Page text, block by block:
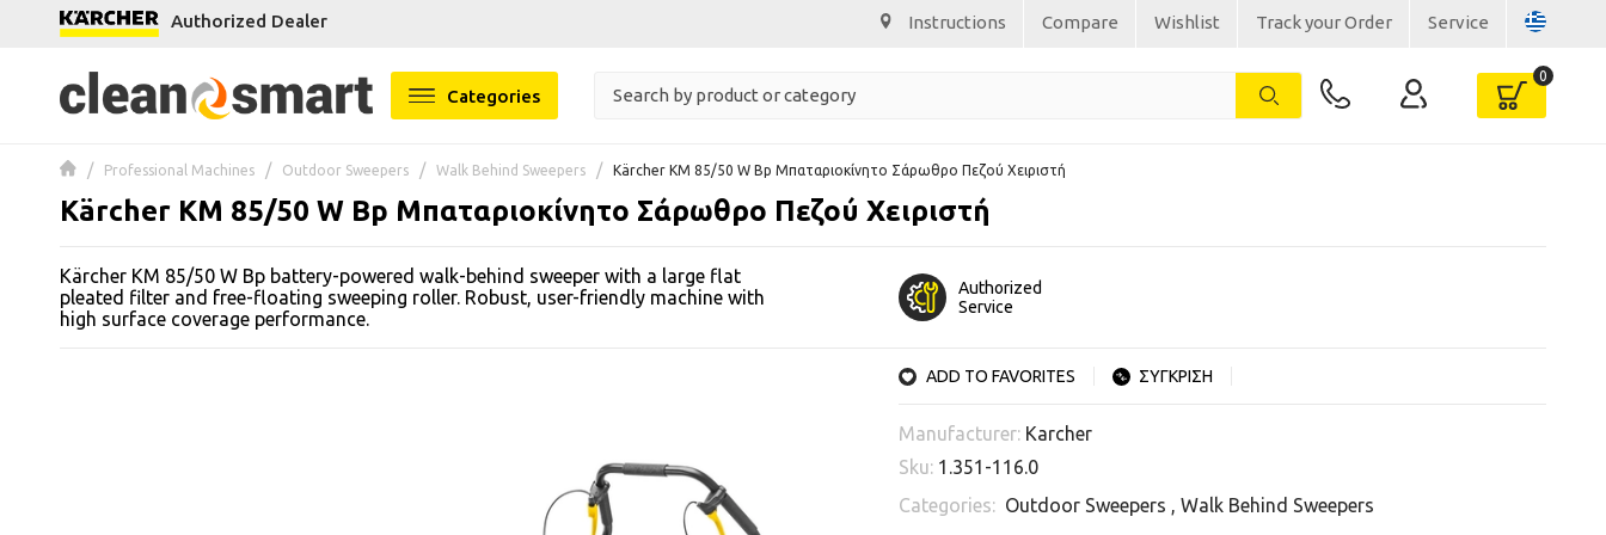
menu
Authorized Dealer Instructions Compare Wishlist Track your Order Service
Categories
Professional Machines Outdoor Sweepers Walk Behind Sweepers Kärcher KM 85/50 W Bp Μπαταριοκίνητο Σάρωθρο Πεζού Χειριστή
Kärcher KM 85/50 W Bp Μπαταριοκίνητο Σάρωθρο Πεζού Χειριστή
Kärcher KM 85/50 W Bp battery-powered walk-behind sweeper with a large flat
pleated filter and free-floating sweeping roller. Robust, user-friendly machine with
high surface coverage performance.
Authorized
Service
ADD TO FAVORITES ΣΥΓΚΡΙΣΗ
Manufacturer: Karcher
Sku: 1.351-116.0
Categories: Outdoor Sweepers , Walk Behind Sweepers